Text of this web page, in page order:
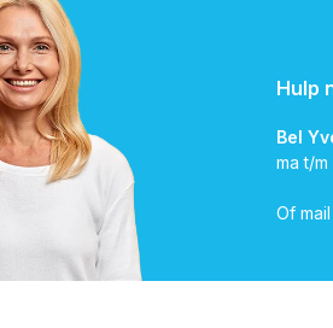
Hulp
Bel
ma t/
Of